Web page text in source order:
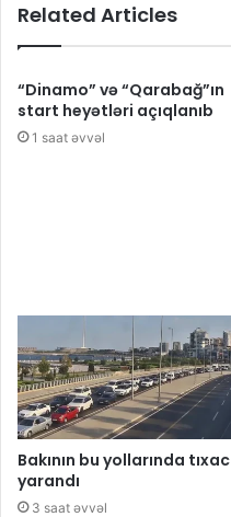
Related Articles
“Dinamo” və “Qarabağ”ın
start heyətləri açıqlanıb
1 saat əvvəl
Bakının bu yollarında tıxac
yarandı
3 saat əvvəl